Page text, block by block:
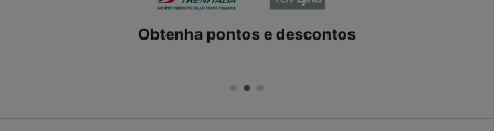
Obtenha pontos e descontos